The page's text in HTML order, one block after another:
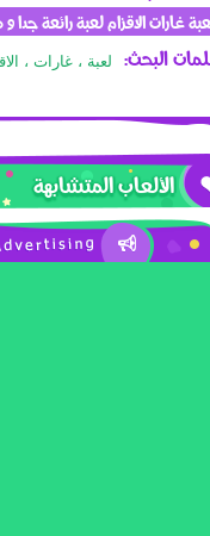
غارات الاقزام لعبة رائعة
البحث: لعبة ، غارات ،
الألعاب المتشابهة